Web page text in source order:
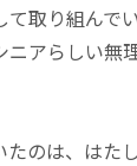
取り組んで
アらしい無
のは、はた